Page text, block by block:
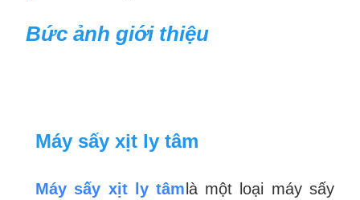
Bức ảnh giới thiệu
Máy sấy xịt ly tâm
Máy sấy xịt ly tâm là một loại máy sấy